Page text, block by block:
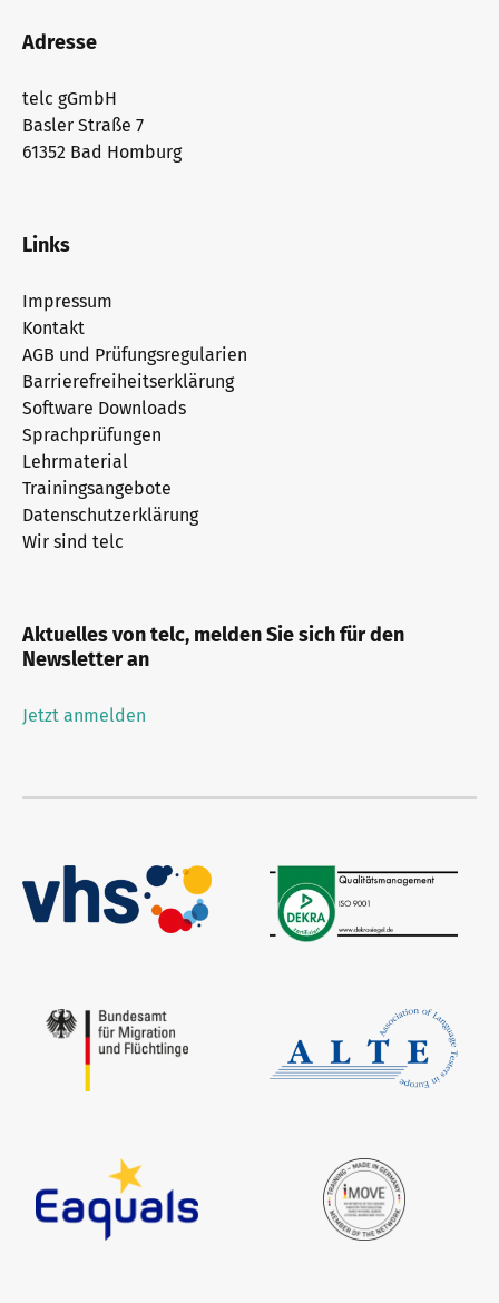
Adresse
telc gGmbH
Basler Straße 7
61352 Bad Homburg
Links
Impressum
Kontakt
AGB und Prüfungsregularien
Barrierefreiheitserklärung
Software Downloads
Sprachprüfungen
Lehrmaterial
Trainingsangebote
Datenschutzerklärung
Wir sind telc
Aktuelles von telc, melden Sie sich für den
Newsletter an
Jetzt anmelden